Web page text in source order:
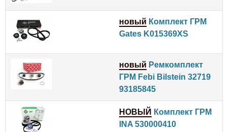
новый Комплект ГРМ
Gates K015369XS
новый Ремкомплект
ГРМ Febi Bilstein 32719
93185845
НОВЫЙ Комплект ГРМ
INA 530000410